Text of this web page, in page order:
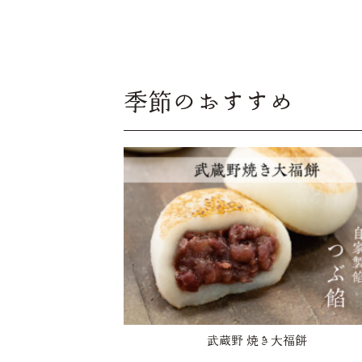
季節のおすすめ
武蔵野 焼き大福餅